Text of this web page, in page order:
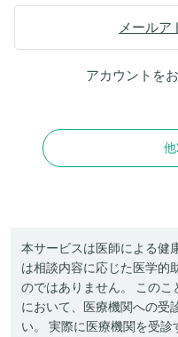
メールア
アカウントを
本サービスは医師による健
は相談内容に応じた医学的
のではありません。 この
において、医療機関への受
い。 実際に医療機関を受診